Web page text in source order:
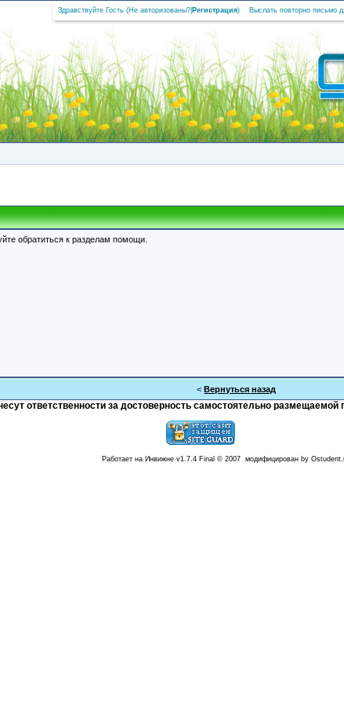
Здравствуйте Гость (Не авторизованы? Регистрация) Выслать повторно письмо
обратиться к разделам помощи.
<Вернуться назад
ответственности за достоверность самостоятельно
Работает на Инвижне v1.7.4 Final © 2007 модифицирован by